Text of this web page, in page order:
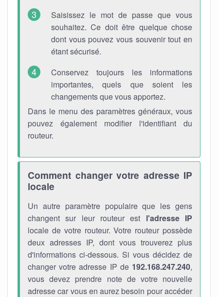
Saisissez le mot de passe que vous
souhaitez. Ce doit être quelque chose
dont vous pouvez vous souvenir tout en
étant sécurisé.
Conservez toujours les informations
importantes, quels que soient les
changements que vous apportez.
Dans le menu des paramètres généraux, vous
pouvez également modifier l'identifiant du
routeur.
Comment changer votre adresse IP
locale
Un autre paramètre populaire que les gens
changent sur leur routeur est l'adresse IP
locale de votre routeur. Votre routeur possède
deux adresses IP, dont vous trouverez plus
d'informations ci-dessous. Si vous décidez de
changer votre adresse IP de 192.168.247.240,
vous devez prendre note de votre nouvelle
adresse car vous en aurez besoin pour accéder